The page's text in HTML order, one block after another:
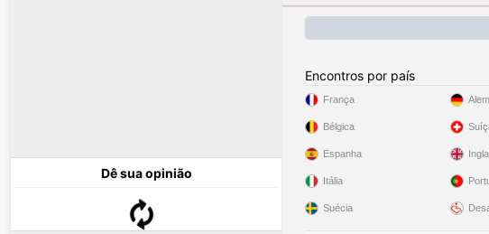
Dê sua opinião
Encontros por país
França
Bélgica
Espanha
Itália
Suécia